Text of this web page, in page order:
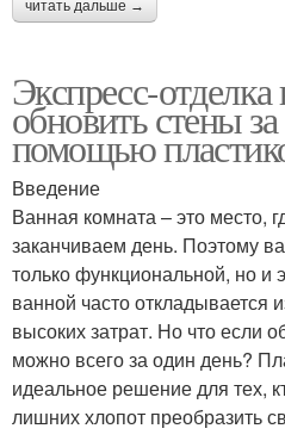
читать дальше →
Экспресс-
обновить стены
помощью
Введение
Ванная комната – это место,
заканчиваем день. Поэтому
только функциональной, но и
ванной часто откладывается
высоких затрат. Но что если
можно всего за один день?
идеальное решение для тех,
лишних хлопот преобразить